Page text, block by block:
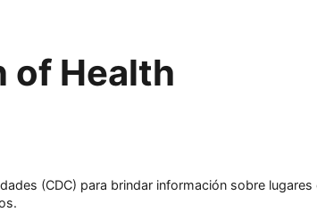
of Health
(CDC) para brindar información sobre